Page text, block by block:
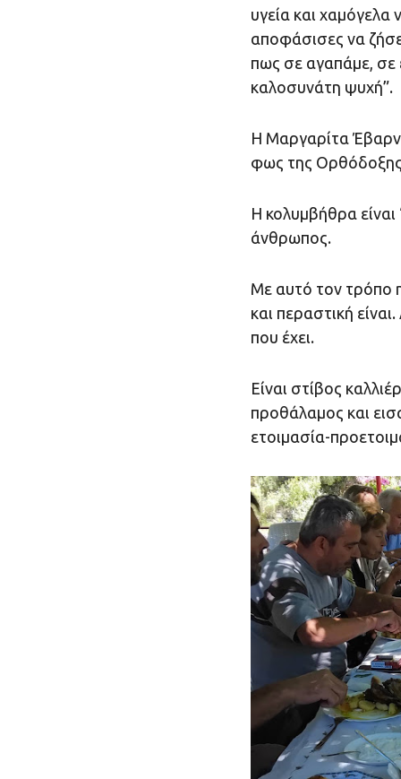
υγεία και
αποφάσισες να
πως σε αγαπάμε, σε
καλοσυνάτη ψυχή”.
Η Μαργαρίτα
φως της Ορθόδοξης
Η κολυμβήθρα είναι
άνθρωπος.
Με αυτό τον τρόπο
και περαστική
που έχει.
Είναι στίβος
προθάλαμος και
ετοιμασία-